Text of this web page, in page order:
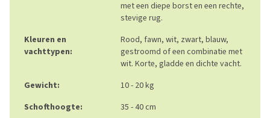
met een diepe borst en een rechte,
stevige rug.
Kleuren en
vachttypen:
Rood, fawn, wit, zwart, blauw,
gestroomd of een combinatie met
wit. Korte, gladde en dichte vacht.
Gewicht:
10 - 20 kg
Schofthoogte:
35 - 40 cm